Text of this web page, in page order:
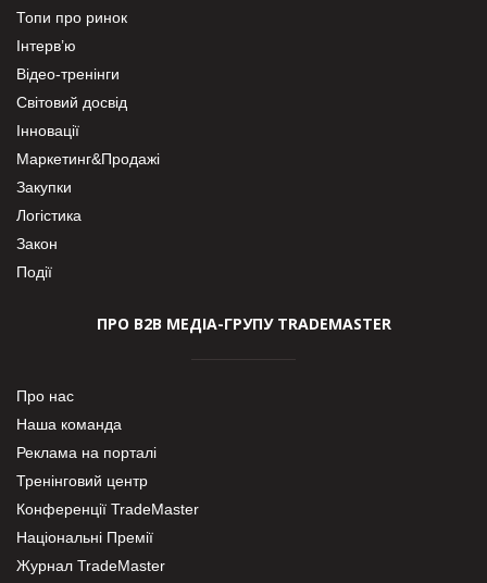
Топи про ринок
Інтерв’ю
Відео-тренінги
Світовий досвід
Інновації
Маркетинг&Продажі
Закупки
Логістика
Закон
Події
ПРО В2В МЕДІА-ГРУПУ TRADEMASTER
Про нас
Наша команда
Реклама на порталі
Тренінговий центр
Конференції TradeMaster
Національні Премії
Журнал TradeMaster